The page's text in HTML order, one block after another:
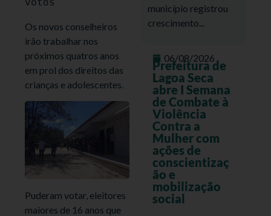
Os novos conselheiros
irão trabalhar nos
próximos quatros anos
em prol dos direitos das
crianças e adolescentes.
Puderam votar, eleitores
maiores de 16 anos que
município registrou
crescimento...
06/08/2026
Prefeitura de
Lagoa Seca
abre I Semana
de Combate à
Violência
Contra a
Mulher com
ações de
conscientizaç
ão e
mobilização
social